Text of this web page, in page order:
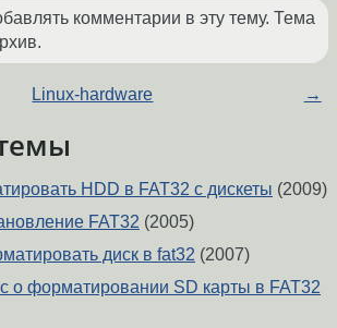
комментарии в эту тему. Тема
Linux-hardware →
HDD в FAT32 с дискеты (2009)
FAT32 (2005)
диск в fat32 (2007)
о форматировании SD карты в FAT32